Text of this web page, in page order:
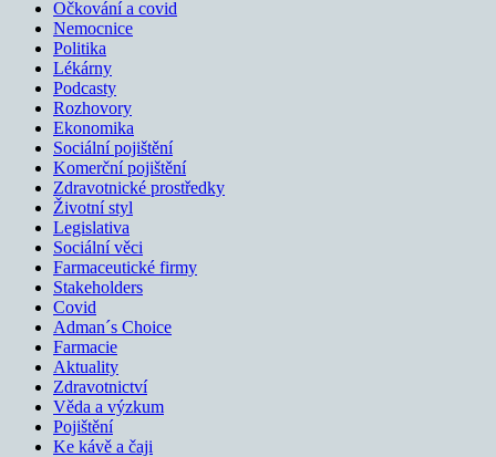
Očkování a covid
Nemocnice
Politika
Lékárny
Podcasty
Rozhovory
Ekonomika
Sociální pojištění
Komerční pojištění
Zdravotnické prostředky
Životní styl
Legislativa
Sociální věci
Farmaceutické firmy
Stakeholders
Covid
Adman´s Choice
Farmacie
Aktuality
Zdravotnictví
Věda a výzkum
Pojištění
Ke kávě a čaji